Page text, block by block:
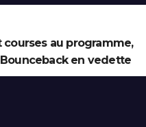
courses au programme,
en vedette